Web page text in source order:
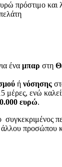
πρόστιμο και
ένα μπαρ στη
ή νόσησης
μέρες, ενώ
ευρώ.
άλλου προσώπου